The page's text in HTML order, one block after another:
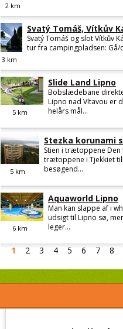
1 2 3 4 5 6 7 8
2 km
3 km
Svatý Tomáš, Vítkův
Svatý Tomáš og slot Vítkův
tur fra campingpladsen: Gå/
5km
Slide Land Lipno
Bobslædebane
Lipno nad Vltavou er
helårs mål...
5 km
Stezka korunami
Stien i trætoppene Den
trætoppene i Tjekkiet
besøgend...
6km
Aquaworld Lipno
Man kan slappe af i
udsigt til Lipno sø,
leger...